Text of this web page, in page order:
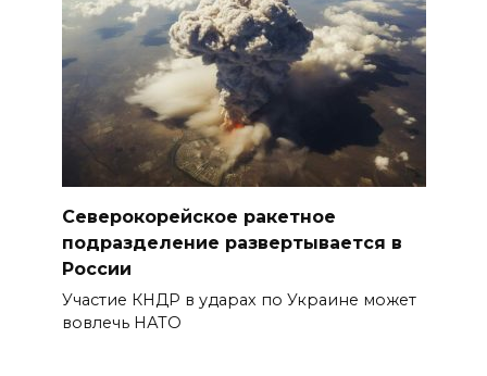
Северокорейское ракетное
подразделение развертывается в
России
Участие КНДР в ударах по Украине может
вовлечь НАТО